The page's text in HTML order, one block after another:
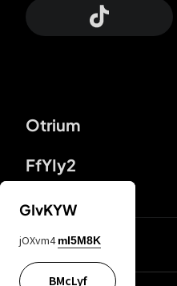
Otrium
FfYIy2
DDcvSo
GIvKYW
jOXvm4 mI5M8K
BMcLyf